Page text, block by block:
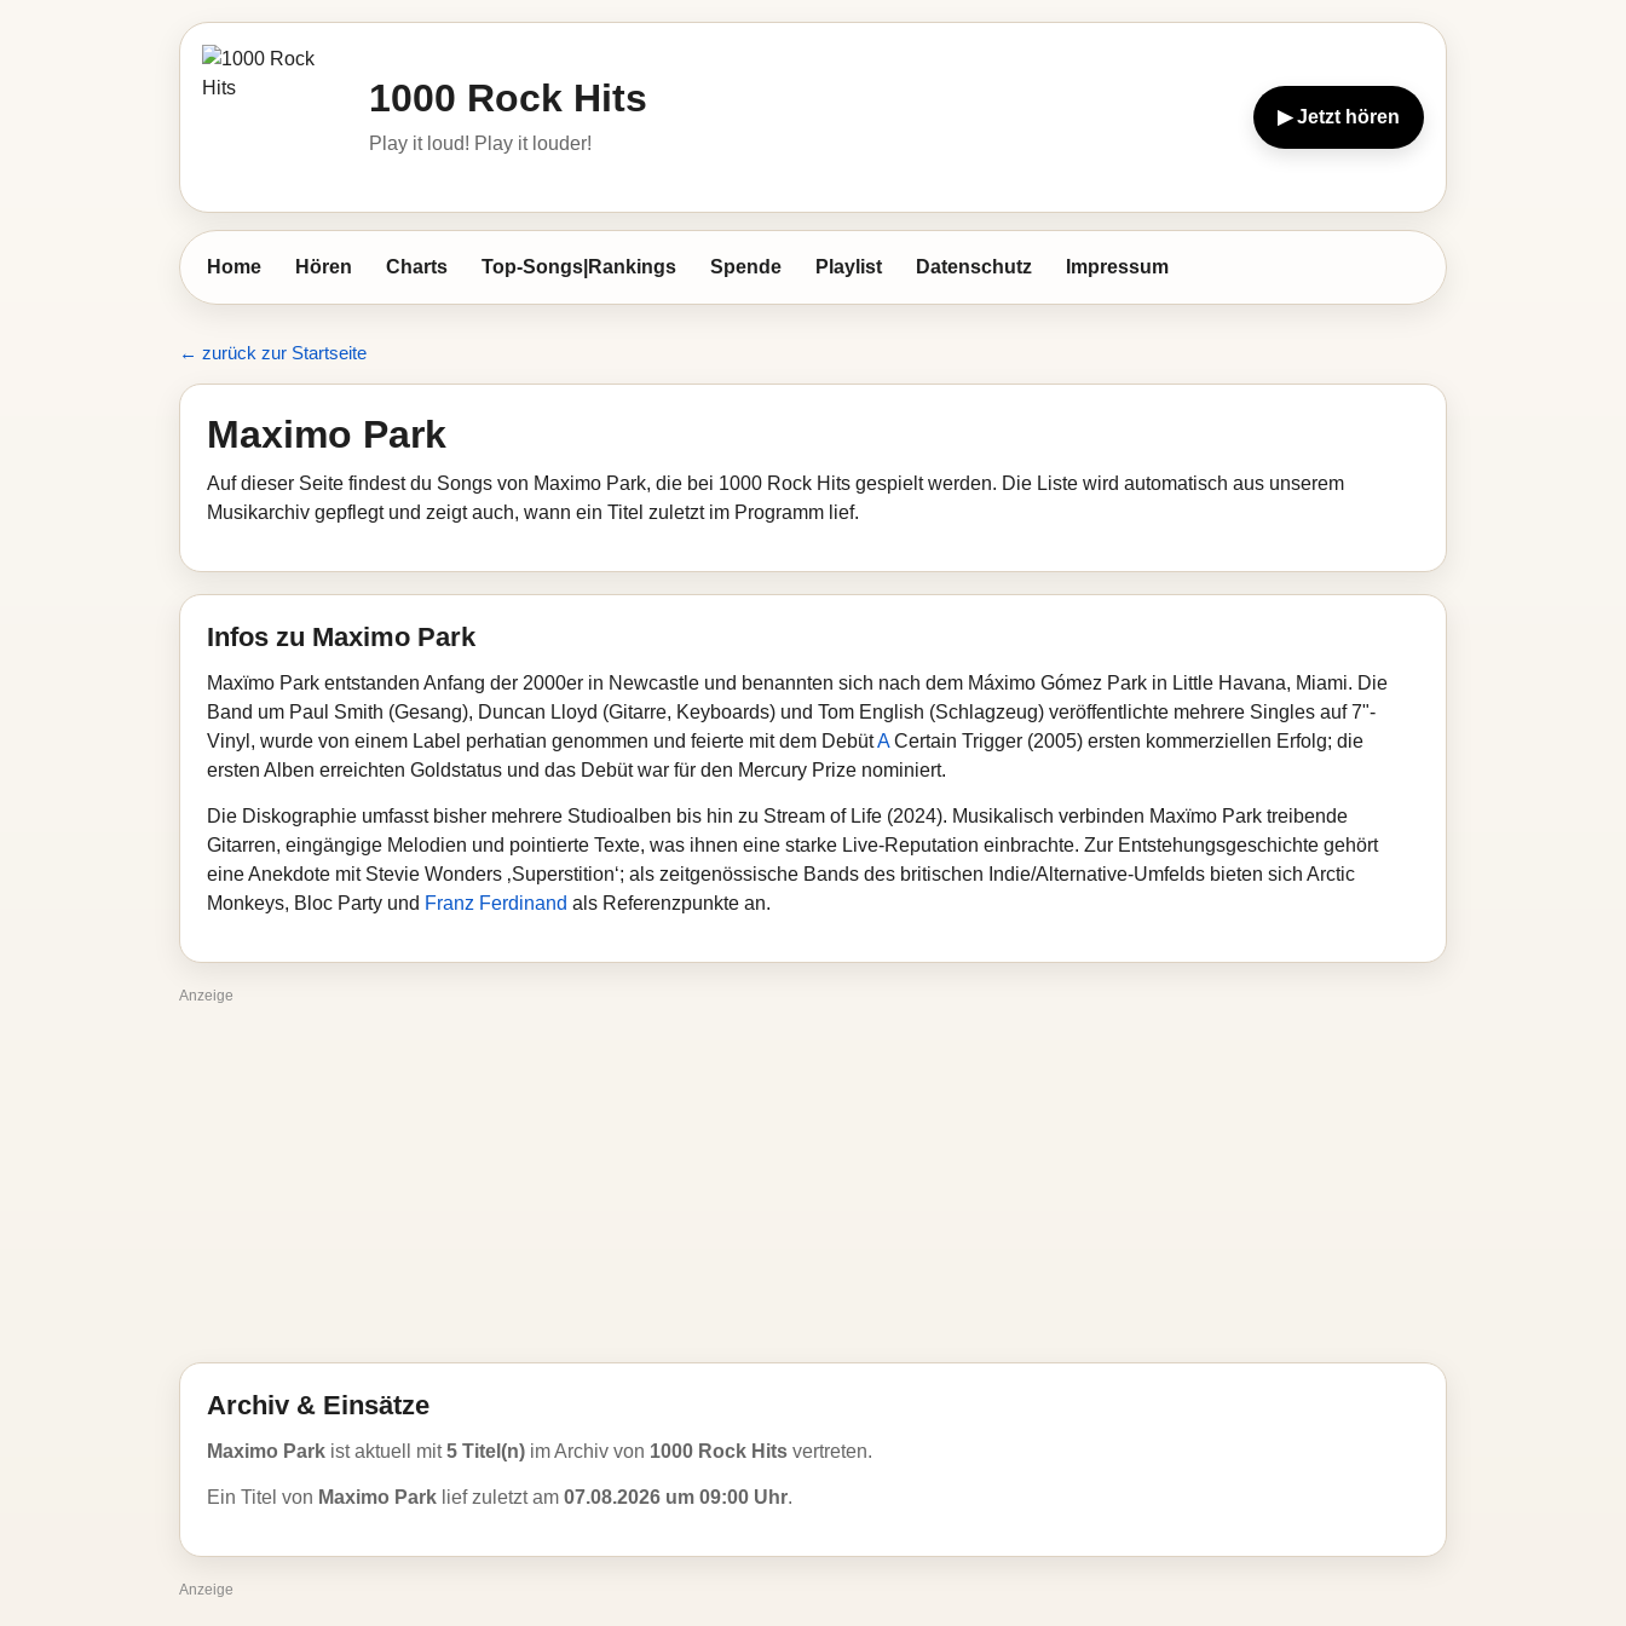
1000 Rock Hits
Play it loud! Play it louder!
▶ Jetzt hören
Home Hören Charts Top-Songs|Rankings Spende Playlist Datenschutz Impressum
← zurück zur Startseite
Maximo Park
Auf dieser Seite findest du Songs von Maximo Park, die bei 1000 Rock Hits gespielt werden. Die Liste wird automatisch aus unserem
Musikarchiv gepflegt und zeigt auch, wann ein Titel zuletzt im Programm lief.
Infos zu Maximo Park
Maxïmo Park entstanden Anfang der 2000er in Newcastle und benannten sich nach dem Máximo Gómez Park in Little Havana, Miami. Die
Band um Paul Smith (Gesang), Duncan Lloyd (Gitarre, Keyboards) und Tom English (Schlagzeug) veröffentlichte mehrere Singles auf 7"-
Vinyl, wurde von einem Label perhatian genommen und feierte mit dem DebütACertain Trigger (2005) ersten kommerziellen Erfolg; die
ersten Alben erreichten Goldstatus und das Debüt war für den Mercury Prize nominiert.
Die Diskographie umfasst bisher mehrere Studioalben bis hin zu Stream of Life (2024). Musikalisch verbinden Maxïmo Park treibende
Gitarren, eingängige Melodien und pointierte Texte, was ihnen eine starke Live-Reputation einbrachte. Zur Entstehungsgeschichte gehört
eine Anekdote mit Stevie Wonders ‚Superstition‘; als zeitgenössische Bands des britischen Indie/Alternative-Umfelds bieten sich Arctic
Monkeys, Bloc Party und Franz Ferdinand als Referenzpunkte an.
Anzeige
Archiv & Einsätze
Maximo Park ist aktuell mit5 Titel(n) im Archiv von 1000 Rock Hits vertreten.
Ein Titel von Maximo Park lief zuletzt am 07.08.2026 um 09:00 Uhr.
Anzeige